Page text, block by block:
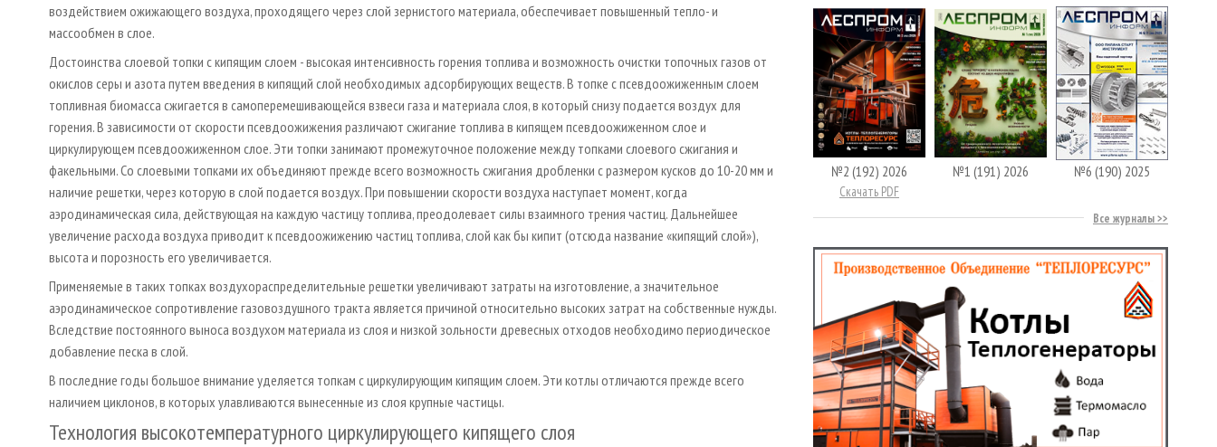
воздействием ожижающего воздуха, проходящего через слой зернистого материала, обеспечивает повышенный тепло- и
массообмен в слое.
Достоинства слоевой топки с кипящим слоем - высокая интенсивность горения топлива и возможность очистки топочных газов от
окислов серы и азота путем введения в кипящий слой необходимых адсорбирующих веществ. В топке с псевдоожиженным слоем
топливная биомасса сжигается в самоперемешивающейся взвеси газа и материала слоя, в который снизу подается воздух для
горения. В зависимости от скорости псевдоожижения различают сжигание топлива в кипящем псевдоожиженном слое и
циркулирующем псевдоожиженном слое. Эти топки занимают промежуточное положение между топками слоевого сжигания и
факельными. Со слоевыми топками их объединяют прежде всего возможность сжигания дробленки с размером кусков до 10-20 мм и
наличие решетки, через которую в слой подается воздух. При повышении скорости воздуха наступает момент, когда
аэродинамическая сила, действующая на каждую частицу топлива, преодолевает силы взаимного трения частиц. Дальнейшее
увеличение расхода воздуха приводит к псевдоожижению частиц топлива, слой как бы кипит (отсюда название «кипящий слой»),
высота и порозность его увеличивается.
Применяемые в таких топках воздухораспределительные решетки увеличивают затраты на изготовление, а значительное
аэродинамическое сопротивление газовоздушного тракта является причиной относительно высоких затрат на собственные нужды.
Вследствие постоянного выноса воздухом материала из слоя и низкой зольности древесных отходов необходимо периодическое
добавление песка в слой.
В последние годы большое внимание уделяется топкам с циркулирующим кипящим слоем. Эти котлы отличаются прежде всего
наличием циклонов, в которых улавливаются вынесенные из слоя крупные частицы.
Технология высокотемпературного циркулирующего кипящего слоя
№2 (192) 2026
Скачать PDF
№1 (191) 2026 №6 (190) 2025
Все журналы